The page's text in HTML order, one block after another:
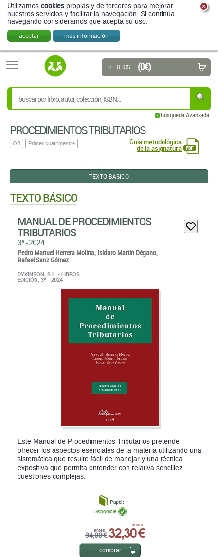
Utilizamos cookies propias y de terceros para mejorar
nuestros servicios y facilitar la navegación. Si continúa
navegando consideramos que acepta su uso.
aceptar más información
Búsqueda Avanzada
0 LIBROS (0 €)
PROCEDIMIENTOS TRIBUTARIOS
OB Primer cuatrimestre Guía metodológica
de la asignatura
TEXTO BÁSICO
TEXTO BÁSICO
MANUAL DE PROCEDIMIENTOS
TRIBUTARIOS
3ª - 2024
Pedro Manuel Herrera Molina, Isidoro Martín Dégano,
Rafael Sanz Gómez
DYKINSON, S.L. - LIBROS
EDICIÓN: 3ª - 2024
Este Manual de Procedimientos Tributarios pretende
ofrecer los aspectos esenciales de la materia utilizando una
sistemática que resulte fácil de manejar y una técnica
expositiva que permita entender con relativa sencillez
cuestiones complejas.
Papel:
antes:
34,00 €
ahora:
32,30 €
Disponible
comprar